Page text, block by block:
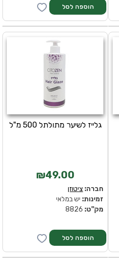
גלייז לשיער מתולתל 500 מ"ל
₪49.00
חברה: ציטוזן
זמינות: יש במלאי
מק''ט: